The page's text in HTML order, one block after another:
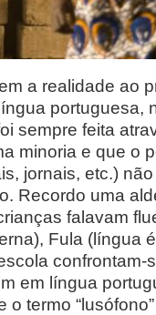
a realidade ao
portuguesa,
sempre feita
minoria e que o
jornais, etc.)
Recordo uma
falavam
Fula (língua
confrontam-
em língua
termo